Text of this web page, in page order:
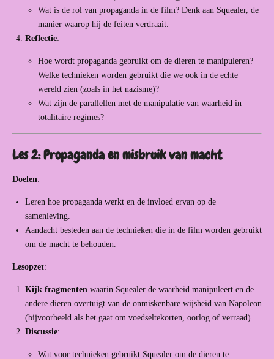
Wat is de rol van propaganda in de film? Denk aan Squealer, de
manier waarop hij de feiten verdraait.
Reflectie:
Hoe wordt propaganda gebruikt om de dieren te manipuleren?
Welke technieken worden gebruikt die we ook in de echte
wereld zien (zoals in het nazisme)?
Wat zijn de parallellen met de manipulatie van waarheid in
totalitaire regimes?
Les 2: Propaganda en misbruik van macht
Doelen:
Leren hoe propaganda werkt en de invloed ervan op de
samenleving.
Aandacht besteden aan de technieken die in de film worden gebruikt
om de macht te behouden.
Lesopzet:
Kijk fragmenten waarin Squealer de waarheid manipuleert en de
andere dieren overtuigt van de onmiskenbare wijsheid van Napoleon
(bijvoorbeeld als het gaat om voedseltekorten, oorlog of verraad).
Discussie:
Wat voor technieken gebruikt Squealer om de dieren te